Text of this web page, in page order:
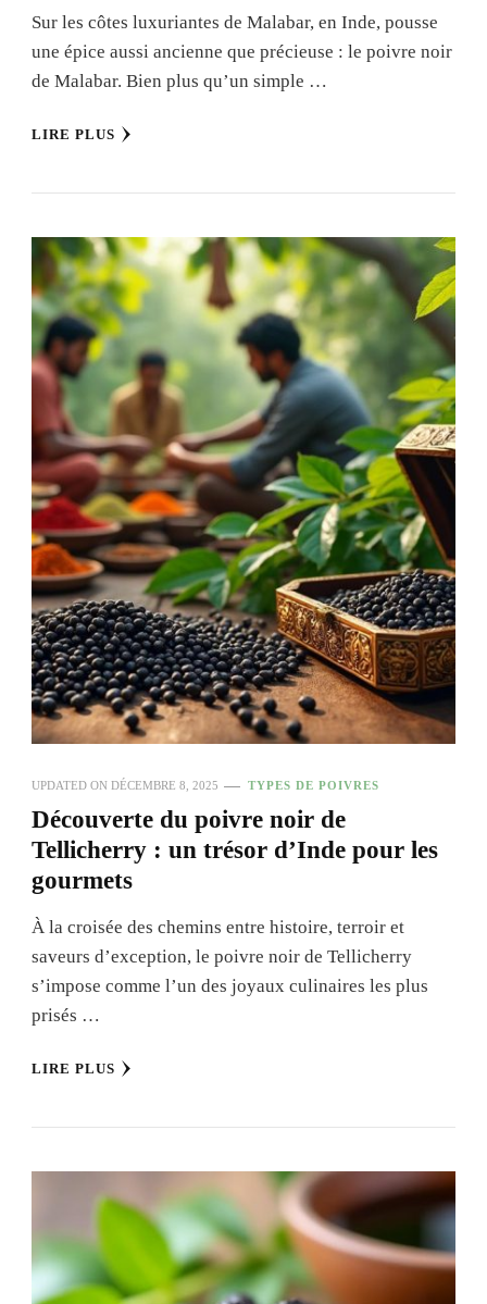
Sur les côtes luxuriantes de Malabar, en Inde, pousse
une épice aussi ancienne que précieuse : le poivre noir
de Malabar. Bien plus qu’un simple …
LIRE PLUS
UPDATED ON DÉCEMBRE 8, 2025 TYPES DE POIVRES
Découverte du poivre noir de
Tellicherry : un trésor d’Inde pour les
gourmets
À la croisée des chemins entre histoire, terroir et
saveurs d’exception, le poivre noir de Tellicherry
s’impose comme l’un des joyaux culinaires les plus
prisés …
LIRE PLUS